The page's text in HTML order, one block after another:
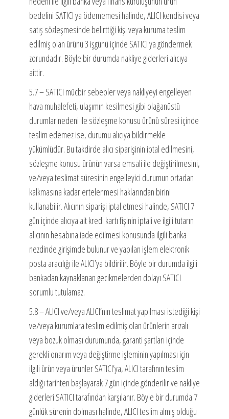
bedelini SATICI ya ödememesi halinde, ALICI kendisi veya
satış sözleşmesinde belirttiği kişi veya kuruma teslim
edilmiş olan ürünü 3 işgünü içinde SATICI ya göndermek
zorundadır. Böyle bir durumda nakliye giderleri alıcıya
aittir.
5.7 – SATICI mücbir sebepler veya nakliyeyi engelleyen
hava muhalefeti, ulaşımın kesilmesi gibi olağanüstü
durumlar nedeni ile sözleşme konusu ürünü süresi içinde
teslim edemez ise, durumu alıcıya bildirmekle
yükümlüdür. Bu takdirde alıcı siparişinin iptal edilmesini,
sözleşme konusu ürünün varsa emsali ile değiştirilmesini,
ve/veya teslimat süresinin engelleyici durumun ortadan
kalkmasına kadar ertelenmesi haklarından birini
kullanabilir. Alıcının siparişi iptal etmesi halinde, SATICI 7
gün içinde alıcıya ait kredi kartı fişinin iptali ve ilgili tutarın
alıcının hesabına iade edilmesi konusunda ilgili banka
nezdinde girişimde bulunur ve yapılan işlem elektronik
posta aracılığı ile ALICI’ya bildirilir. Böyle bir durumda ilgili
bankadan kaynaklanan gecikmelerden dolayı SATICI
sorumlu tutulamaz.
5.8 – ALICI ve/veya ALICI’nın teslimat yapılması istediği kişi
ve/veya kurumlara teslim edilmiş olan ürünlerin arızalı
veya bozuk olması durumunda, garanti şartları içinde
gerekli onarım veya değiştirme işleminin yapılması için
ilgili ürün veya ürünler SATICI’ya, ALICI tarafının teslim
aldığı tarihten başlayarak 7 gün içinde gönderilir ve nakliye
giderleri SATICI tarafından karşılanır. Böyle bir durumda 7
günlük sürenin dolması halinde, ALICI teslim almış olduğu